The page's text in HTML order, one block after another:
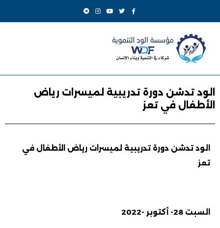
الود تدشن دورة تدريبية لميسرات رياض
الأطفال في تعز
الود تدشن دورة تدريبية لميسرات رياض الأطفال في
تعز
السبت 28- أكتوبر -2022